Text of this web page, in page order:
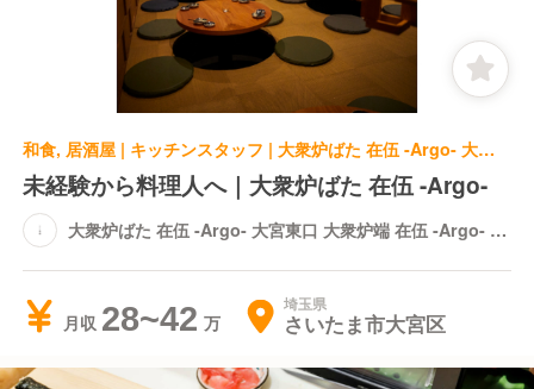
和食, 居酒屋 | キッチンスタッフ | 大衆炉ばた 在伍 -Argo- 大宮東口 大衆炉端 在伍 -Argo- 大宮東口
未経験から料理人へ｜大衆炉ばた 在伍 -Argo-
大衆炉ばた 在伍 -Argo- 大宮東口 大衆炉端 在伍 -Argo- 大
月収 28~42 埼玉県
さいたま市大宮区